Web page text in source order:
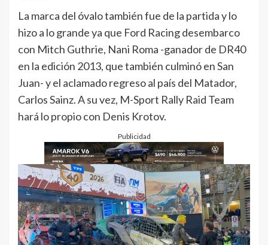
La marca del óvalo también fue de la partida y lo
hizo a lo grande ya que Ford Racing desembarco
con Mitch Guthrie, Nani Roma -ganador de DR40
en la edición 2013, que también culminó en San
Juan- y el aclamado regreso al país del Matador,
Carlos Sainz. A su vez, M-Sport Rally Raid Team
hará lo propio con Denis Krotov.
Publicidad